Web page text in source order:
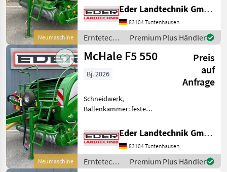
Neumaschine
Zentralschmierung: man.
Zentralschmierung Baujahr:
2026 Pick-Up - 2, 1m breit - 6
Zinkenreihen / 55mm
Zinkenabstand (u
Eder Landtechnik GmbH
83104 Tuntenhausen
Erntetechnik
Grünland /
McHale
Premium Plus Händler
Neumaschine
McHale F5 550
Preis
auf
Anfrage
Bj. 2026
Schneidwerk,
Ballenkammer: feste
Baujahr: 2026 Pick-Up - 2,
1m breit - 6 Zinkenreihen /
55mm Zinkenabstand
(ungesteuert) -
Rollenniederhalter
Eder Landtechnik GmbH
83104 Tuntenhausen
Erntetechnik
Premium Plus Händler